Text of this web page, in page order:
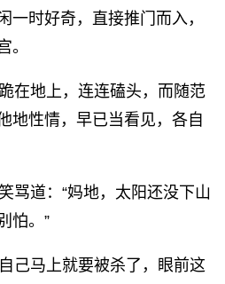
一时好奇，直接推门而入，
。
在地上，连连磕头，而随范
地性情，早已当看见，各自
骂道：“妈地，太阳还没下山
怕。”
己马上就要被杀了，眼前这